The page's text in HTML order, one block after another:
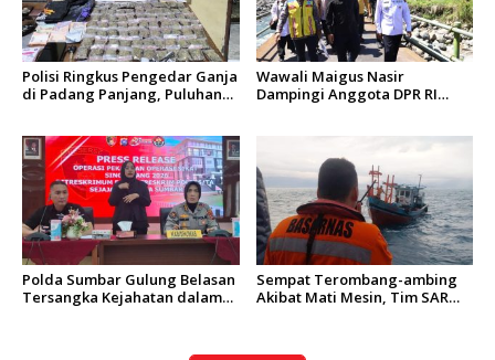
Polisi Ringkus Pengedar Ganja
di Padang Panjang, Puluhan
Wawali Maigus Nasir
Dampingi Anggota DPR RI
Kalawi dan Infrastruktur
Pascabanjir di Pauh
Polda Sumbar Gulung Belasan
Tersangka Kejahatan dalam
Sempat Terombang-ambing
Akibat Mati Mesin, Tim SAR